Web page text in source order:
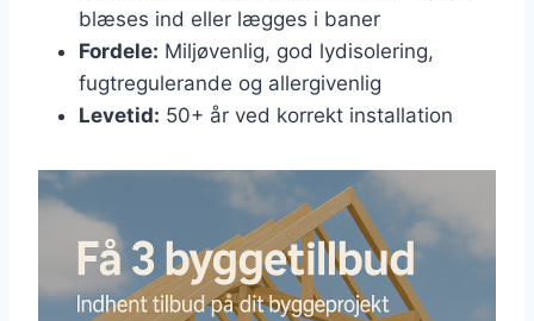
blæses ind eller lægges i baner
Fordele: Miljøvenlig, god lydisolering,
fugtregulerande og allergivenlig
Levetid: 50+ år ved korrekt installation